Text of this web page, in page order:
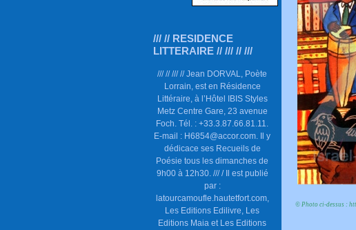
/// // RESIDENCE
LITTERAIRE // /// // ///
/// // /// // Jean DORVAL, Poète
Lorrain, est en Résidence
Littéraire, à l’Hôtel IBIS Styles
Metz Centre Gare, 23 avenue
Foch. Tél. : +33.3.87.66.81.11.
E-mail : H6854@accor.com. Il y
dédicace ses Recueils de
Poésie tous les dimanches de
9h00 à 12h30. /// / Il est publié
par :
latourcamoufle.hautetfort.com,
Les Editions Edilivre, Les
Editions Maia et Les Editions
© Photo ci-dessus :